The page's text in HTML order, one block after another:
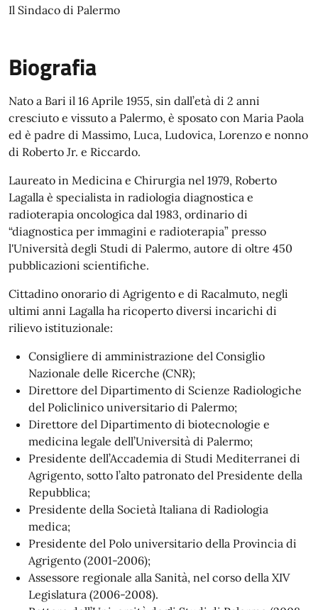
Il Sindaco di Palermo
Biografia
Nato a Bari il 16 Aprile 1955, sin dall’età di 2 anni
cresciuto e vissuto a Palermo, è sposato con Maria Paola
ed è padre di Massimo, Luca, Ludovica, Lorenzo e nonno
di Roberto Jr. e Riccardo.
Laureato in Medicina e Chirurgia nel 1979, Roberto
Lagalla è specialista in radiologia diagnostica e
radioterapia oncologica dal 1983, ordinario di
“diagnostica per immagini e radioterapia” presso
l'Università degli Studi di Palermo, autore di oltre 450
pubblicazioni scientifiche.
Cittadino onorario di Agrigento e di Racalmuto, negli
ultimi anni Lagalla ha ricoperto diversi incarichi di
rilievo istituzionale:
Consigliere di amministrazione del Consiglio
Nazionale delle Ricerche (CNR);
Direttore del Dipartimento di Scienze Radiologiche
del Policlinico universitario di Palermo;
Direttore del Dipartimento di biotecnologie e
medicina legale dell’Università di Palermo;
Presidente dell’Accademia di Studi Mediterranei di
Agrigento, sotto l’alto patronato del Presidente della
Repubblica;
Presidente della Società Italiana di Radiologia
medica;
Presidente del Polo universitario della Provincia di
Agrigento (2001-2006);
Assessore regionale alla Sanità, nel corso della XIV
Legislatura (2006-2008).